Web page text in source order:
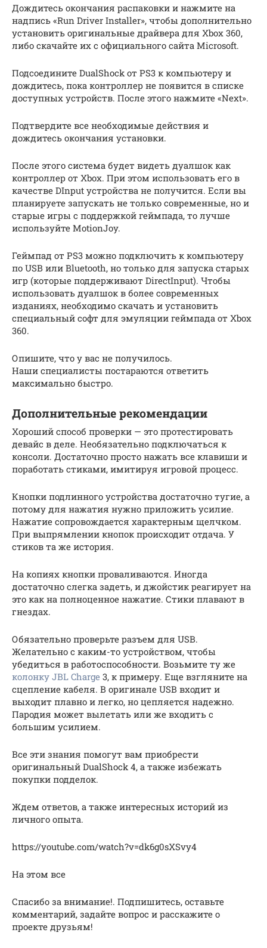
Дождитесь окончания распаковки и нажмите на
надпись «Run Driver Installer», чтобы дополнительно
установить оригинальные драйвера для Xbox 360,
либо скачайте их с официального сайта Microsoft.
Подсоедините DualShock от PS3 к компьютеру и
дождитесь, пока контроллер не появится в списке
доступных устройств. После этого нажмите «Next».
Подтвердите все необходимые действия и
дождитесь окончания установки.
После этого система будет видеть дуалшок как
контроллер от Xbox. При этом использовать его в
качестве DInput устройства не получится. Если вы
планируете запускать не только современные, но и
старые игры с поддержкой геймпада, то лучше
используйте MotionJoy.
Геймпад от PS3 можно подключить к компьютеру
по USB или Bluetooth, но только для запуска старых
игр (которые поддерживают DirectInput). Чтобы
использовать дуалшок в более современных
изданиях, необходимо скачать и установить
специальный софт для эмуляции геймпада от Xbox
360.
Опишите, что у вас не получилось.
Наши специалисты постараются ответить
максимально быстро.
Дополнительные рекомендации
Хороший способ проверки — это протестировать
девайс в деле. Необязательно подключаться к
консоли. Достаточно просто нажать все клавиши и
поработать стиками, имитируя игровой процесс.
Кнопки подлинного устройства достаточно тугие, а
потому для нажатия нужно приложить усилие.
Нажатие сопровождается характерным щелчком.
При выпрямлении кнопок происходит отдача. У
стиков та же история.
На копиях кнопки проваливаются. Иногда
достаточно слегка задеть, и джойстик реагирует на
это как на полноценное нажатие. Стики плавают в
гнездах.
Обязательно проверьте разъем для USB.
Желательно с каким-то устройством, чтобы
убедиться в работоспособности. Возьмите ту же
колонку JBL Charge 3, к примеру. Еще взгляните на
сцепление кабеля. В оригинале USB входит и
выходит плавно и легко, но цепляется надежно.
Пародия может вылетать или же входить с
большим усилием.
Все эти знания помогут вам приобрести
оригинальный DualShock 4, а также избежать
покупки подделок.
Ждем ответов, а также интересных историй из
личного опыта.
https://youtube.com/watch?v=dk6g0sXSvy4
На этом все
Спасибо за внимание!. Подпишитесь, оставьте
комментарий, задайте вопрос и расскажите о
проекте друзьям!